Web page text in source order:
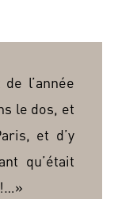
l’année
le dos, et
et d’y
qu’était